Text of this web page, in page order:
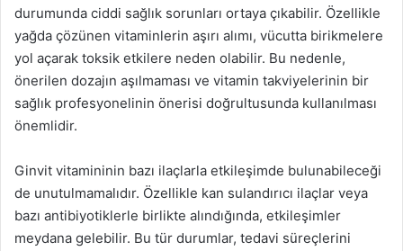
durumunda ciddi sağlık sorunları ortaya çıkabilir. Özellikle
yağda çözünen vitaminlerin aşırı alımı, vücutta birikmelere
yol açarak toksik etkilere neden olabilir. Bu nedenle,
önerilen dozajın aşılmaması ve vitamin takviyelerinin bir
sağlık profesyonelinin önerisi doğrultusunda kullanılması
önemlidir.
Ginvit vitamininin bazı ilaçlarla etkileşimde bulunabileceği
de unutulmamalıdır. Özellikle kan sulandırıcı ilaçlar veya
bazı antibiyotiklerle birlikte alındığında, etkileşimler
meydana gelebilir. Bu tür durumlar, tedavi süreçlerini